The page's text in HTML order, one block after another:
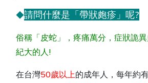
◆請問什麼是「帶狀皰疹」呢?
俗稱「皮蛇」，疼痛萬分，症狀詭
紀大的人!
在台灣50歲以上的成年人，每年約